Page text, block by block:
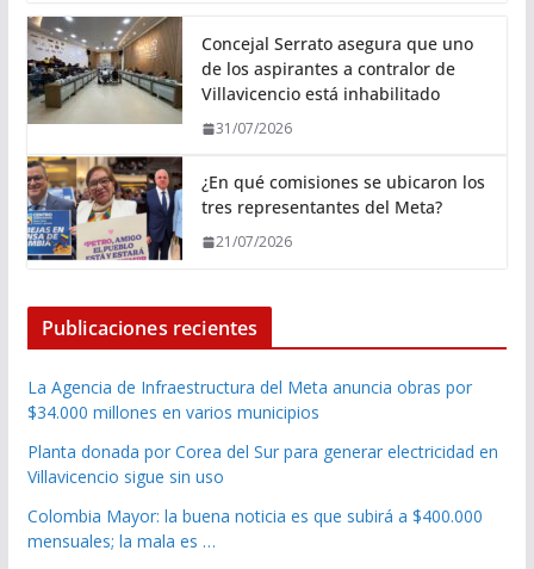
Concejal Serrato asegura que uno
de los aspirantes a contralor de
Villavicencio está inhabilitado
31/07/2026
¿En qué comisiones se ubicaron los
tres representantes del Meta?
21/07/2026
Publicaciones recientes
La Agencia de Infraestructura del Meta anuncia obras por
$34.000 millones en varios municipios
Planta donada por Corea del Sur para generar electricidad en
Villavicencio sigue sin uso
Colombia Mayor: la buena noticia es que subirá a $400.000
mensuales; la mala es …